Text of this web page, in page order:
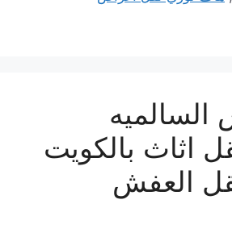
اثاث بالكويت
العفش